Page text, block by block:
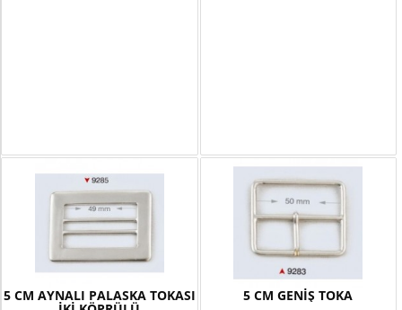
5 CM AYNALI PALASKA TOKASI 5 CM GENİŞ TOKA